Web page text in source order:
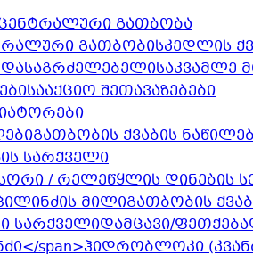
გათბობა
კედლის
საკვამლე
სააქციო შეთავაზებები
გათბობის ქვაბის
სარქველი
წყლის დინების
გათბობის
დამცავი/
ჰიდრობლოკი